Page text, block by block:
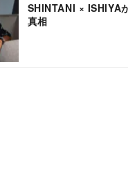
SHINTANI × ISHIYA
真相